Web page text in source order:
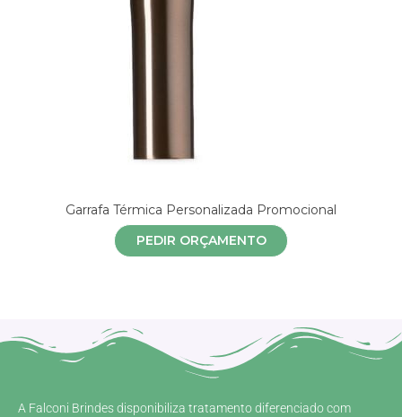
Garrafa Térmica Personalizada Promocional
PEDIR ORÇAMENTO
A Falconi Brindes disponibiliza tratamento diferenciado com